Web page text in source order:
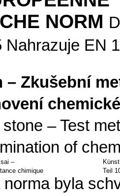
NORM
Nahrazuje EN
– Zkušební
– Test
of
–
chimique
Teil
byla